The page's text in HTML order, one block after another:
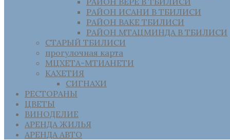
РАЙОН ИСАНИ В ТБИЛИСИ
РАЙОН ВАКЕ ТБИЛИСИ
РАЙОН МТАЦМИНДА В ТБИЛИСИ
СТАРЫЙ ТБИЛИСИ
прогулочная карта
МЦХЕТА-МТИАНЕТИ
КАХЕТИЯ
СИГНАХИ
РЕСТОРАНЫ
ЦВЕТЫ
ВИНОДЕЛИЕ
АРЕНДА ЖИЛЬЯ
АРЕНДА АВТО